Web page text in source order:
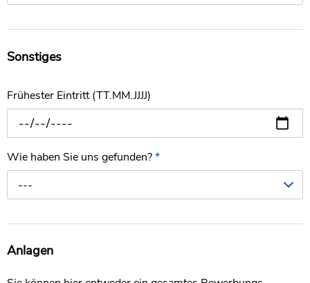
Sonstiges
Frühester Eintritt (TT.MM.JJJJ)
Wie haben Sie uns gefunden?*
---
Anlagen